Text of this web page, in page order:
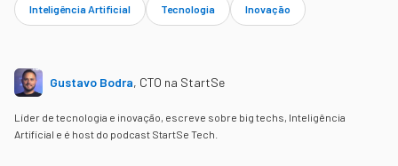
Inteligência Artificial Tecnologia Inovação
Gustavo Bodra, CTO na StartSe
Líder de tecnologia e inovação, escreve sobre big techs, Inteligência
Artificial e é host do podcast StartSe Tech.